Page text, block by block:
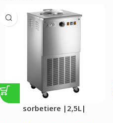
sorbetiere |2,5L|